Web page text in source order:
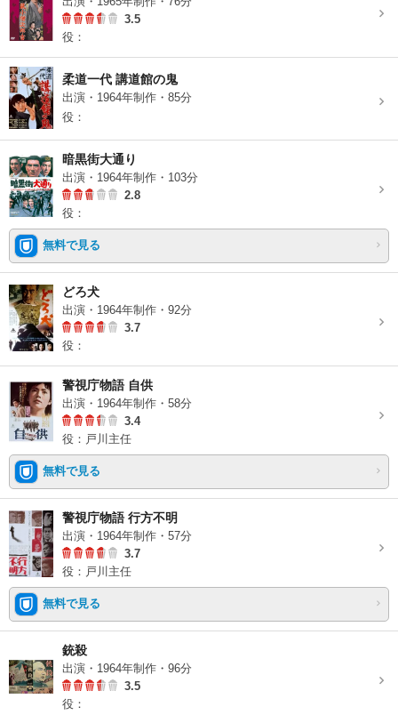
3.5
役：
柔道一代 講道館の鬼
出演・1964年制作・85分
役：
暗黒街大通り
出演・1964年制作・103分
2.8
役：
無料で見る
どろ犬
出演・1964年制作・92分
3.7
役：
警視庁物語 自供
出演・1964年制作・58分
3.4
役：戸川主任
無料で見る
警視庁物語 行方不明
出演・1964年制作・57分
3.7
役：戸川主任
無料で見る
銃殺
出演・1964年制作・96分
3.5
役：